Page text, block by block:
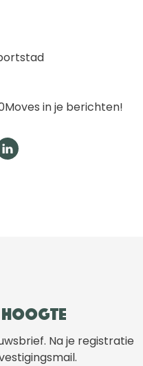
in je berichten!
hoogte
Na je registratie